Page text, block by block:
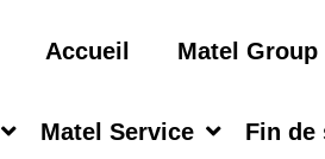
Accueil Matel Group
Matel Service Fin de